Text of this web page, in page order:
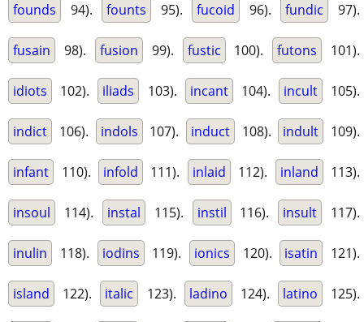
founds 94). founts 95). fucoid 96). fundic 97).
fusain 98). fusion 99). fustic 100). futons 101).
idiots 102). iliads 103). incant 104). incult 105).
indict 106). indols 107). induct 108). indult 109).
infant 110). infold 111). inlaid 112). inland 113).
insoul 114). instal 115). instil 116). insult 117).
inulin 118). iodins 119). ionics 120). isatin 121).
island 122). italic 123). ladino 124). latino 125).